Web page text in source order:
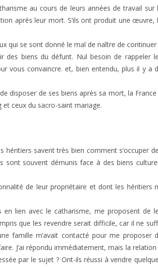
au cours de leurs années de travail sur
après leur mort. S’ils ont produit une œuvre,
qui se sont donné le mal de naître de continuer
biens du défunt. Nul besoin de rappeler
vous convaincre. et, bien entendu, plus il y a
disposer de ses biens après sa mort, la France
ceux du sacro-saint mariage.
savent très bien comment s’occuper
sont souvent démunis face à des biens
de leur propriétaire et dont les héritiers
en lien avec le catharisme, me proposent de
que les revendre serait difficile, car il ne
famille m’avait contacté pour me proposer
J’ai répondu immédiatement, mais la relation
par le sujet ? Ont-ils réussi à vendre